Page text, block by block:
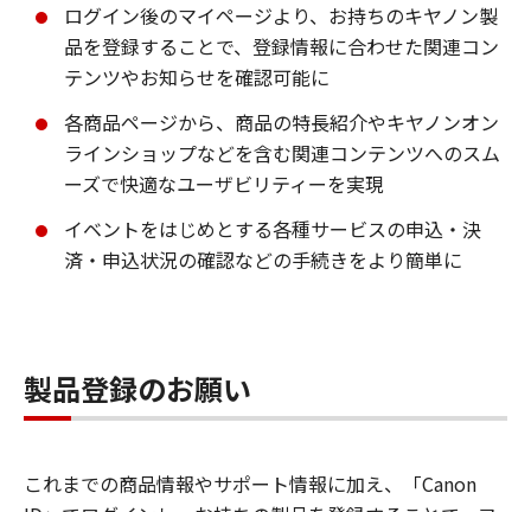
ログイン後のマイページより、お持ちのキヤノン製
品を登録することで、登録情報に合わせた関連コン
テンツやお知らせを確認可能に
各商品ページから、商品の特長紹介やキヤノンオン
ラインショップなどを含む関連コンテンツへのスム
ーズで快適なユーザビリティーを実現
イベントをはじめとする各種サービスの申込・決
済・申込状況の確認などの手続きをより簡単に
製品登録のお願い
これまでの商品情報やサポート情報に加え、「Canon